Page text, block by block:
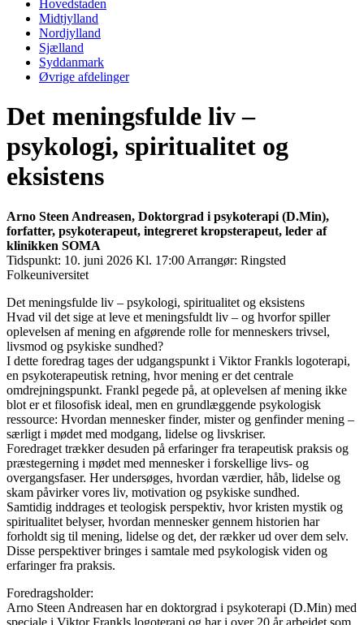
Hovedstaden
Midtjylland
Nordjylland
Sjælland
Syddanmark
Øvrige afdelinger
Det meningsfulde liv –
psykologi, spiritualitet og
eksistens
Arno Steen Andreasen, Doktorgrad i psykoterapi (D.Min),
forfatter, psykoterapeut, integreret kropsterapeut, leder af
klinikken SOMA
Tidspunkt: 10. juni 2026 Kl. 17:00 Arrangør: Ringsted
Folkeuniversitet
Det meningsfulde liv – psykologi, spiritualitet og eksistens
Hvad vil det sige at leve et meningsfuldt liv – og hvorfor spiller
oplevelsen af mening en afgørende rolle for menneskers trivsel,
livsmod og psykiske sundhed?
I dette foredrag tages der udgangspunkt i Viktor Frankls logoterapi,
en psykoterapeutisk retning, hvor mening er det centrale
omdrejningspunkt. Frankl pegede på, at oplevelsen af mening ikke
blot er et filosofisk ideal, men en grundlæggende psykologisk
ressource: Hvordan mennesker finder, mister og genfinder mening –
særligt i mødet med modgang, lidelse og livskriser.
Foredraget trækker desuden på erfaringer fra terapeutisk praksis og
præstegerning i mødet med mennesker i forskellige livs- og
overgangsfaser. Her undersøges, hvordan værdier, håb, lidelse og
skam påvirker vores liv, motivation og psykiske sundhed.
Samtidig inddrages et teologisk perspektiv, hvor kristen mystik og
spiritualitet belyser, hvordan mennesker gennem historien har
forholdt sig til mening, lidelse og det, der rækker ud over dem selv.
Disse perspektiver bringes i samtale med psykologisk viden og
erfaringer fra praksis.
Foredragsholder:
Arno Steen Andreasen har en doktorgrad i psykoterapi (D.Min) med
speciale i Viktor Frankls logoterapi og har i over 20 år arbejdet som